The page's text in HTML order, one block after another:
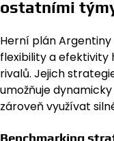
ostatními
Herní plán
flexibility a efektivity
rivalů. Jejich
umožňuje
zároveň využívat
Benchmarking